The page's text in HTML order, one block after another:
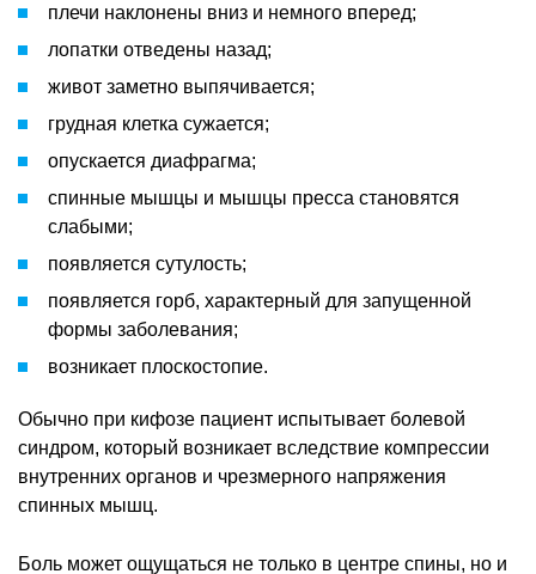
плечи наклонены вниз и немного вперед;
лопатки отведены назад;
живот заметно выпячивается;
грудная клетка сужается;
опускается диафрагма;
спинные мышцы и мышцы пресса становятся
слабыми;
появляется сутулость;
появляется горб, характерный для запущенной
формы заболевания;
возникает плоскостопие.
Обычно при кифозе пациент испытывает болевой
синдром, который возникает вследствие компрессии
внутренних органов и чрезмерного напряжения
спинных мышц.
Боль может ощущаться не только в центре спины, но и